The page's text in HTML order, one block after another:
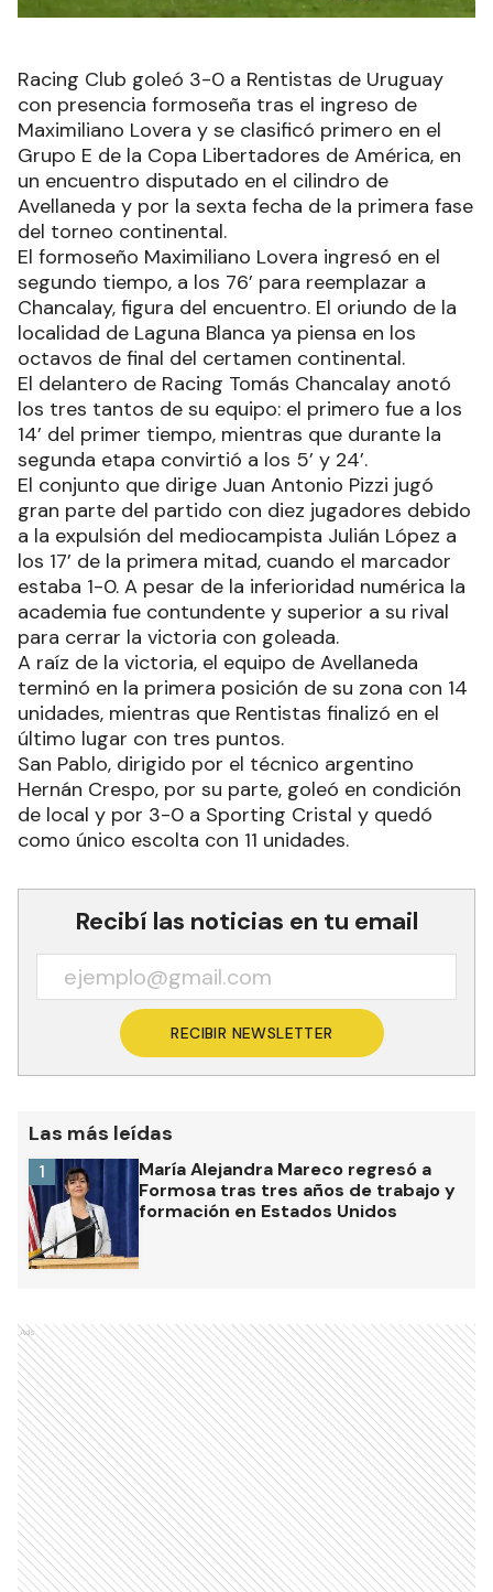
Racing Club goleó 3-0 a Rentistas de Uruguay
con presencia formoseña tras el ingreso de
Maximiliano Lovera y se clasificó primero en el
Grupo E de la Copa Libertadores de América, en
un encuentro disputado en el cilindro de
Avellaneda y por la sexta fecha de la primera fase
del torneo continental.
El formoseño Maximiliano Lovera ingresó en el
segundo tiempo, a los 76’ para reemplazar a
Chancalay, figura del encuentro. El oriundo de la
localidad de Laguna Blanca ya piensa en los
octavos de final del certamen continental.
El delantero de Racing Tomás Chancalay anotó
los tres tantos de su equipo: el primero fue a los
14’ del primer tiempo, mientras que durante la
segunda etapa convirtió a los 5’ y 24’.
El conjunto que dirige Juan Antonio Pizzi jugó
gran parte del partido con diez jugadores debido
a la expulsión del mediocampista Julián López a
los 17’ de la primera mitad, cuando el marcador
estaba 1-0. A pesar de la inferioridad numérica la
academia fue contundente y superior a su rival
para cerrar la victoria con goleada.
A raíz de la victoria, el equipo de Avellaneda
terminó en la primera posición de su zona con 14
unidades, mientras que Rentistas finalizó en el
último lugar con tres puntos.
San Pablo, dirigido por el técnico argentino
Hernán Crespo, por su parte, goleó en condición
de local y por 3-0 a Sporting Cristal y quedó
como único escolta con 11 unidades.
Recibí las noticias en tu email
RECIBIR NEWSLETTER
Las más leídas
María Alejandra Mareco regresó a
Formosa tras tres años de trabajo y
formación en Estados Unidos
1
Ads